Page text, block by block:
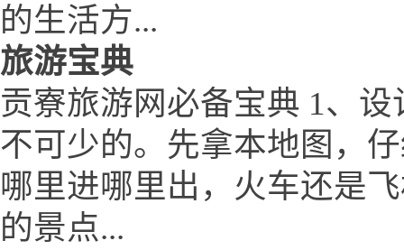
的生活方...
旅游宝典
贡寮旅游网必备宝典 1、
不可少的。先拿本地图，
哪里进哪里出，火车还是
的景点...